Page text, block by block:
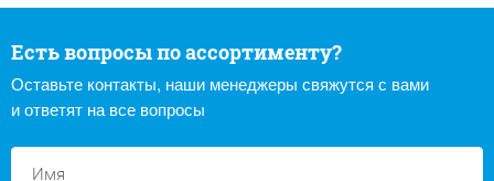
Есть вопросы по ассортименту?
Оставьте контакты, наши менеджеры свяжутся с вами
и ответят на все вопросы